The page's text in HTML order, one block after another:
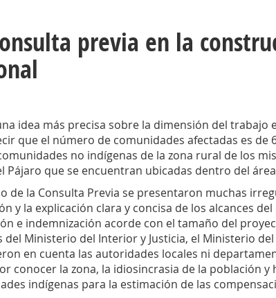
previa en la
idea más precisa sobre la dimensión del trabajo
que el número de comunidades afectadas es de
no indígenas de la zona rural de los
Pájaro que se encuentran ubicadas dentro del
de la Consulta Previa se presentaron muchas
y la explicación clara y concisa de los alcances
e indemnización acorde con el tamaño del
Ministerio del Interior y Justicia, el Ministerio
en cuenta las autoridades locales ni
conocer la zona, la idiosincrasia de la población
indígenas para la estimación de las